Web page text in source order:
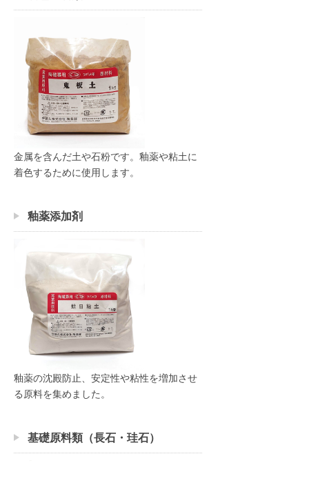
金属を含んだ土や石粉です。釉薬や粘土に
着色するために使用します。
釉薬添加剤
釉薬の沈殿防止、安定性や粘性を増加させ
る原料を集めました。
基礎原料類（長石・珪石）